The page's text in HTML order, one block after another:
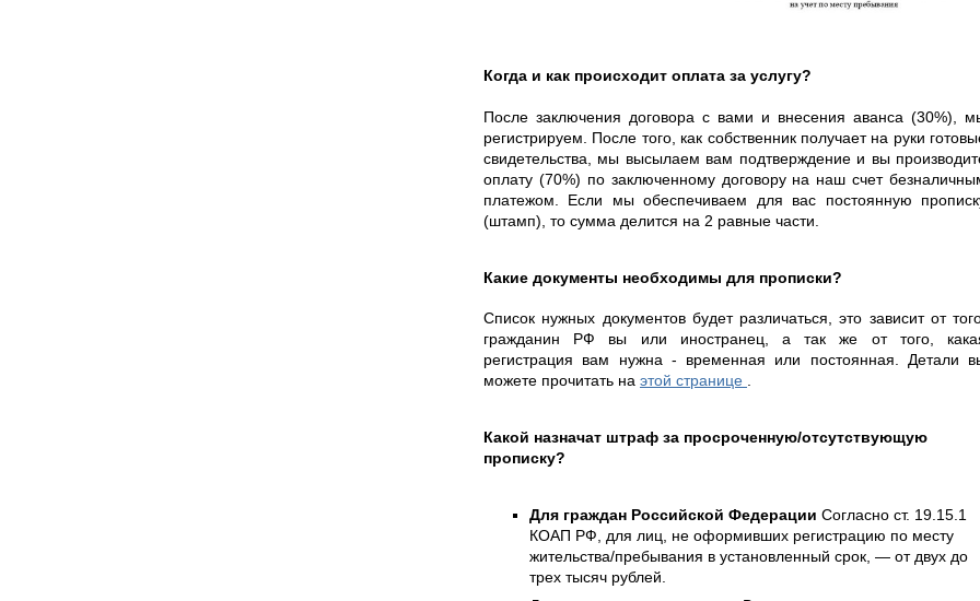
Когда и как происходит оплата за услугу?
После заключения договора с вами и внесения аванса (30%),
регистрируем. После того, как собственник получает на руки
свидетельства, мы высылаем вам подтверждение и вы
оплату (70%) по заключенному договору на наш счет
платежом. Если мы обеспечиваем для вас постоянную
(штамп), то сумма делится на 2 равные части.
Какие документы необходимы для прописки?
Список нужных документов будет различаться, это зависит от
гражданин РФ вы или иностранец, а так же от того,
регистрация вам нужна - временная или постоянная. Детали
можете прочитать на этой странице .
Какой назначат штраф за просроченную/отсутствующую
прописку?
Для граждан Российской Федерации Согласно ст. 19.15.1
КОАП РФ, для лиц, не оформивших регистрацию по месту
жительства/пребывания в установленный срок, — от двух до
трех тысяч рублей.